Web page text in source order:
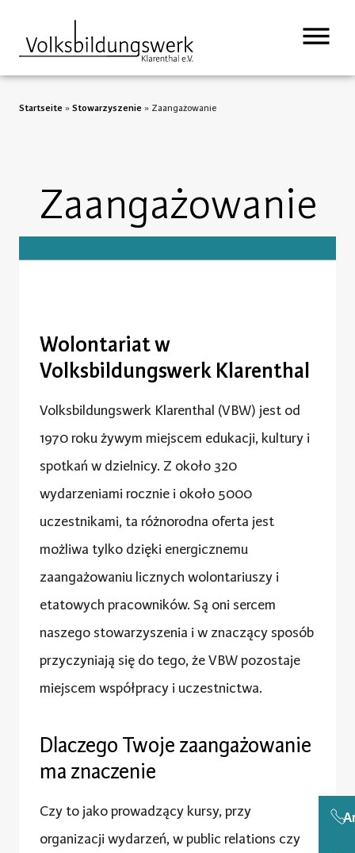
Startseite » Stowarzyszenie » Zaangażowanie
Zaangażowanie
Wolontariat w
Volksbildungswerk Klarenthal
Volksbildungswerk Klarenthal (VBW) jest od
1970 roku żywym miejscem edukacji, kultury i
spotkań w dzielnicy. Z około 320
wydarzeniami rocznie i około 5000
uczestnikami, ta różnorodna oferta jest
możliwa tylko dzięki energicznemu
zaangażowaniu licznych wolontariuszy i
etatowych pracowników. Są oni sercem
naszego stowarzyszenia i w znaczący sposób
przyczyniają się do tego, że VBW pozostaje
miejscem współpracy i uczestnictwa.
Dlaczego Twoje zaangażowanie
ma znaczenie
Czy to jako prowadzący kursy, przy
organizacji wydarzeń, w public relations czy